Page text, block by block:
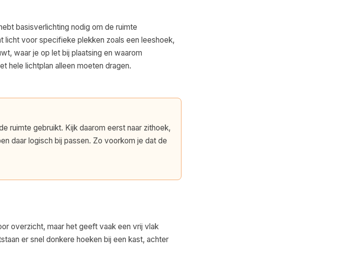
basisverlichting nodig om de ruimte
voor specifieke plekken zoals een leeshoek,
waar je op let bij plaatsing en waarom
hele lichtplan alleen moeten dragen.
ruimte gebruikt. Kijk daarom eerst naar zithoek,
daar logisch bij passen. Zo voorkom je dat de
overzicht, maar het geeft vaak een vrij vlak
er snel donkere hoeken bij een kast, achter